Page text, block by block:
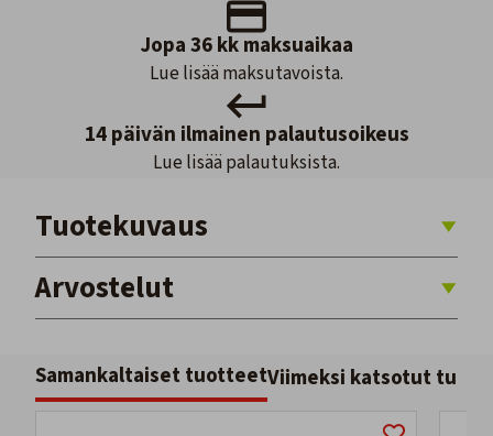
Jopa 36 kk maksuaikaa
Lue lisää maksutavoista.
14 päivän ilmainen palautusoikeus
Lue lisää palautuksista.
Tuotekuvaus
Arvostelut
Samankaltaiset tuotteetViimeksi katsotut